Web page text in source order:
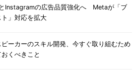
Instagramの広告品質強化へ Metaが「ブ
ト」対応を拡大
ピーカーのスキル開発、今すぐ取り組むため
くべきこと